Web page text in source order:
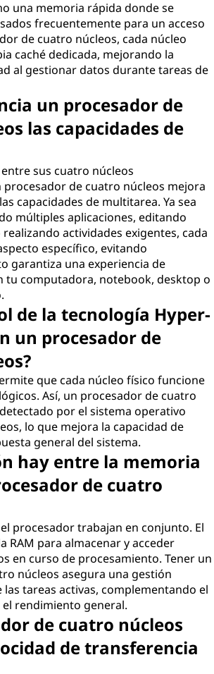
una memoria rápida donde se
frecuentemente para un acceso
de cuatro núcleos, cada núcleo
caché dedicada, mejorando la
al gestionar datos durante tareas de
un procesador de
las capacidades de
sus cuatro núcleos
de cuatro núcleos mejora
capacidades de multitarea. Ya sea
múltiples aplicaciones, editando
actividades exigentes, cada
específico, evitando
garantiza una experiencia de
tu computadora, notebook, desktop o
de la tecnología Hyper-
un procesador de
que cada núcleo físico funcione
Así, un procesador de cuatro
por el sistema operativo
lo que mejora la capacidad de
general del sistema.
hay entre la memoria
de cuatro
procesador trabajan en conjunto. El
RAM para almacenar y acceder
en curso de procesamiento. Tener un
núcleos asegura una gestión
tareas activas, complementando el
el rendimiento general.
de cuatro núcleos
de transferencia